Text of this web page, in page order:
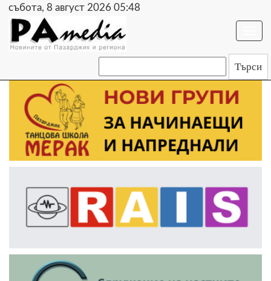
събота, 8 август 2026 05:48